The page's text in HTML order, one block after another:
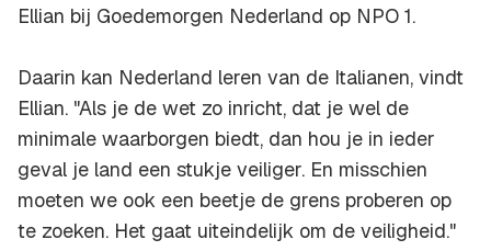
Ellian bij Goedemorgen Nederland op NPO 1.
Daarin kan Nederland leren van de Italianen, vindt
Ellian. "Als je de wet zo inricht, dat je wel de
minimale waarborgen biedt, dan hou je in ieder
geval je land een stukje veiliger. En misschien
moeten we ook een beetje de grens proberen op
te zoeken. Het gaat uiteindelijk om de veiligheid."